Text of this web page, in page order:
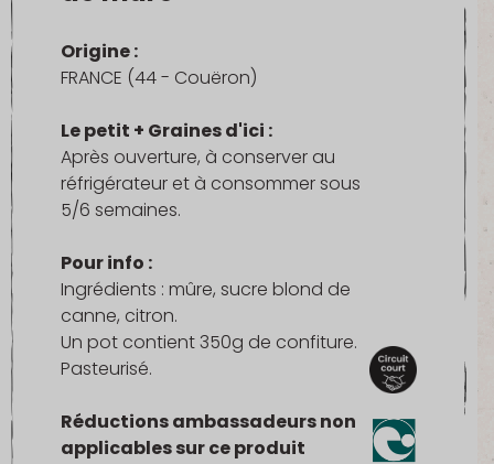
Origine :
FRANCE (44 - Couëron)
Le petit + Graines d'ici :
Après ouverture, à conserver au
réfrigérateur et à consommer sous
5/6 semaines.
Pour info :
Ingrédients : mûre, sucre blond de
canne, citron.
Un pot contient 350g de confiture.
Pasteurisé.
Réductions ambassadeurs non
applicables sur ce produit